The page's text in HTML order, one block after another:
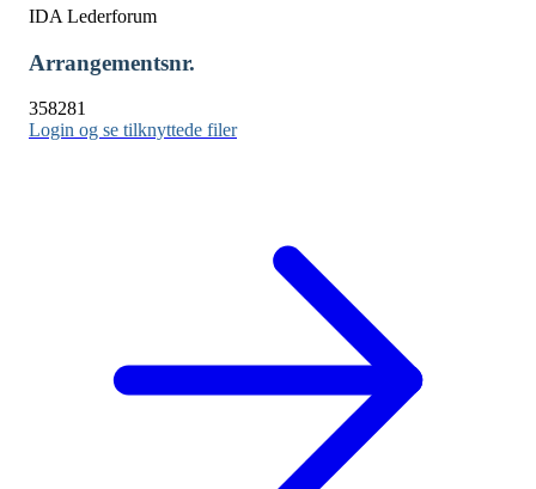
IDA Lederforum
Arrangementsnr.
358281
Login og se tilknyttede filer